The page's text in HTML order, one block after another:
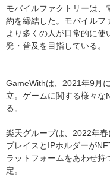
モバイルファクトリーは、
約を締結した。モバイルフ
より多くの人が日常的に
発・普及を目指している。
GameWithは、2021年9月
立。ゲームに関する様々な
る。
楽天グループは、2022年
プレイスとIPホルダーが
ラットフォームをあわせ
定。